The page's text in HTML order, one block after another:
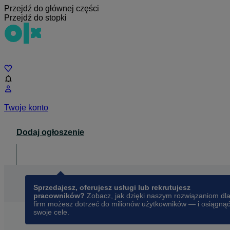
Przejdź do głównej części
Przejdź do stopki
Twoje konto
Dodaj ogłoszenie
Sprzedajesz, oferujesz usługi lub rekrutujesz
pracowników? Zobacz, jak dzięki naszym rozwiązaniom dla
firm możesz dotrzeć do milionów użytkowników — i osiągnąć
swoje cele.